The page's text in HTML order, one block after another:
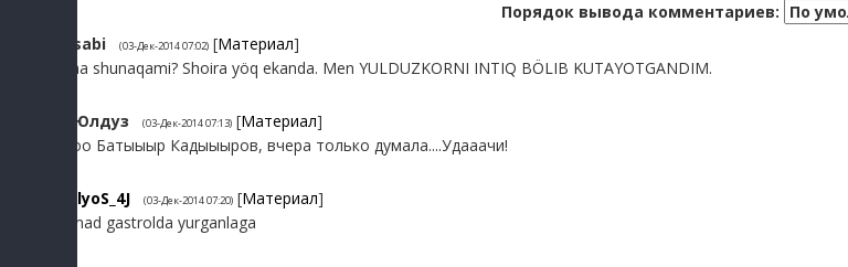
Порядок вывода комментариев:
sabi (03-Дек-2014 07:02) [Материал]
Haa shunaqami? Shoira yöq ekanda. Men YULDUZKORNI INTIQ BÖLIB KUTAYOTGANDIM.
Юлдуз (03-Дек-2014 07:13) [Материал]
Ооо Батыыыр Кадыыыров, вчера только думала....Удааачи!
IlyoS_4J (03-Дек-2014 07:20) [Материал]
omad gastrolda yurganlaga